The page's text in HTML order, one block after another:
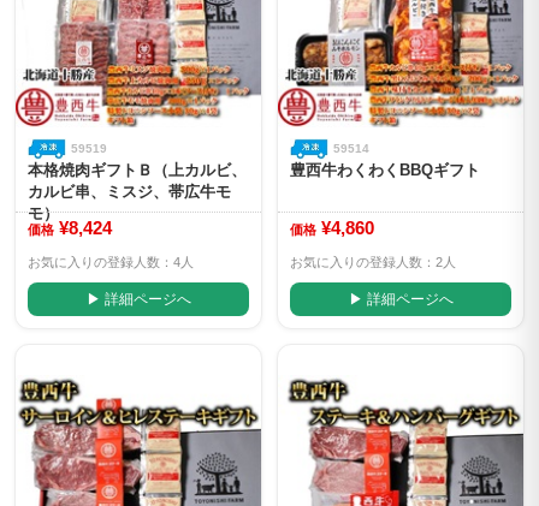
59519
本格焼肉ギフトＢ（上カルビ、
カルビ串、ミスジ、帯広牛モ
モ）
価格 ¥8,424
お気に入りの登録人数：4人
▶ 詳細ページへ
59514
豊西牛わくわくBBQギフト
価格 ¥4,860
お気に入りの登録人数：2人
▶ 詳細ページへ